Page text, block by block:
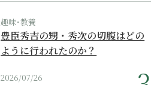
趣味･教養
豊臣秀吉の甥・秀次の切腹はどの
ように行われたのか？
2026/07/26